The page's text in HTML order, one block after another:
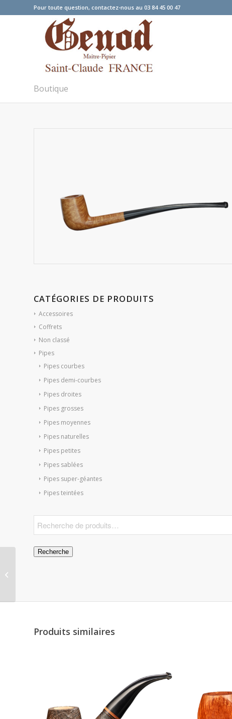
Pour toute question, contactez-nous au 03 84 45 00 47
Boutique
CATÉGORIES DE PRODUITS
Accessoires
Coffrets
Non classé
Pipes
Pipes courbes
Pipes demi-courbes
Pipes droites
Pipes grosses
Pipes moyennes
Pipes naturelles
Pipes petites
Pipes sablées
Pipes super-géantes
Pipes teintées
Recherche
Produits similaires